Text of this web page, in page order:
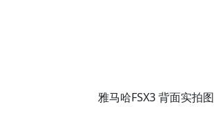
雅马哈FSX3 背面实拍图